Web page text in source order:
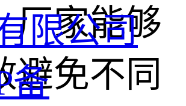
厂家能够
避免不同
限公司
备